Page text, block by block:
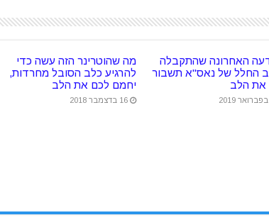
האחרונה שהתקבלה
החלל של נאס"א תשבור
את הלב
מה שהוטרינר הזה עשה כדי
להרגיע כלב הסובל מחרדות,
יחמם לכם את הלב
16 בדצמבר 2018